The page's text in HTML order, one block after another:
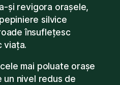
și revigora orașele,
silvice
însuflețesc
viața.
mai poluate orașe
un nivel redus de